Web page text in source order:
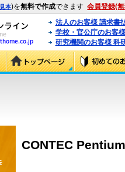
見本)を無料で作成できます 会員登録(
法人のお客様 請求書
学校・官公庁のお客
研究機関のお客様 科
CONTEC